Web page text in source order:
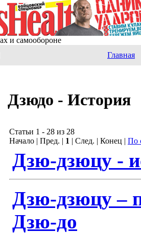
Главная
Дзюдо - История
Статьи 1 - 28 из 28
Начало | Пред. | 1 | След. | Конец | По
Дзю-дзюцу -
Дзю-дзюцу –
Дзю-до